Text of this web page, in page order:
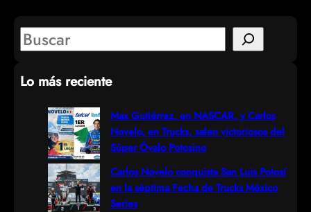
S
a
Lo más reciente
Max Gutiérrez, en NASCAR, y Carlos
Novelo, en Trucks, salen victoriosos del
Súper Óvalo Potosino
Carlos Novelo conquista San Luis Potosí
en la séptima Fecha de Trucks México
Series